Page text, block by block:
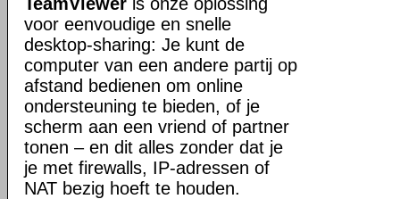
voor eenvoudige en snelle
desktop-sharing: Je kunt de
computer van een andere partij op
afstand bedienen om online
ondersteuning te bieden, of je
scherm aan een vriend of partner
tonen – en dit alles zonder dat je
je met firewalls, IP-adressen of
NAT bezig hoeft te houden.